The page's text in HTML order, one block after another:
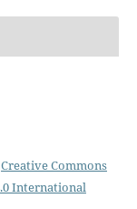
Creative Commons
International